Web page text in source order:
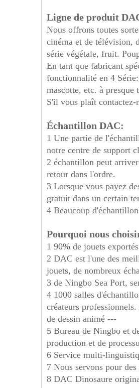
Ligne de produit
Nous offrons toutes
cinéma et de télévision,
série végétale, fruit.
En tant que fabricant
fonctionnalité en 4
mascotte, etc. à presque
S'il vous plaît contactez-
Échantillon DAC:
1 Une partie de
notre centre de support
2 échantillon peut
retour dans l'ordre.
3 Lorsque vous payez
gratuit dans un certain
4 Beaucoup
Pourquoi nous
1 90% de jouets
2 DAC est l'une des
jouets, de nombreux
3 de Ningbo Sea Port,
4 1000 salles
créateurs
de dessin animé ---
5 Bureau de Ningbo et
production et de
6 Service multi-
7 Nous servons pour
8 DAC Dinosaure